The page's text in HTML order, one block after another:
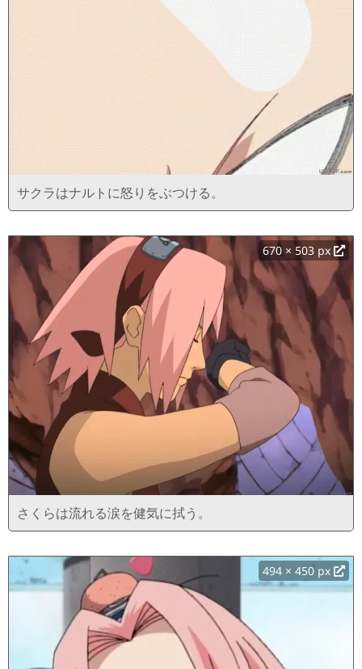
サクラはナルトに怒りをぶつける。
670 × 503 px
さくらは流れる涙を健気に拭う。
494 × 450 px